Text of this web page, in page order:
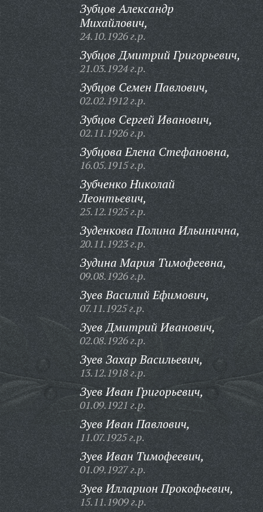
Зубцов Александр
Михайлович,
24.10.1926 г.р.
Зубцов Дмитрий Григорьевич,
21.03.1924 г.р.
Зубцов Семен Павлович,
02.02.1912 г.р.
Зубцов Сергей Иванович,
02.11.1926 г.р.
Зубцова Елена Стефановна,
16.05.1915 г.р.
Зубченко Николай
Леонтьевич,
25.12.1925 г.р.
Зуденкова Полина Ильинична,
20.11.1923 г.р.
Зудина Мария Тимофеевна,
09.08.1926 г.р.
Зуев Василий Ефимович,
07.11.1925 г.р.
Зуев Дмитрий Иванович,
02.08.1926 г.р.
Зуев Захар Васильевич,
13.12.1918 г.р.
Зуев Иван Григорьевич,
01.09.1921 г.р.
Зуев Иван Павлович,
11.07.1925 г.р.
Зуев Иван Тимофеевич,
01.09.1927 г.р.
Зуев Илларион Прокофьевич,
15.11.1909 г.р.